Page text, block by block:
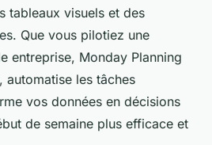
tableaux visuels et des
Que vous pilotiez une
entreprise, Monday Planning
automatise les tâches
vos données en décisions
de semaine plus efficace et